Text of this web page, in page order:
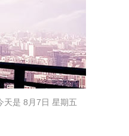
天是 8月7日 星期五